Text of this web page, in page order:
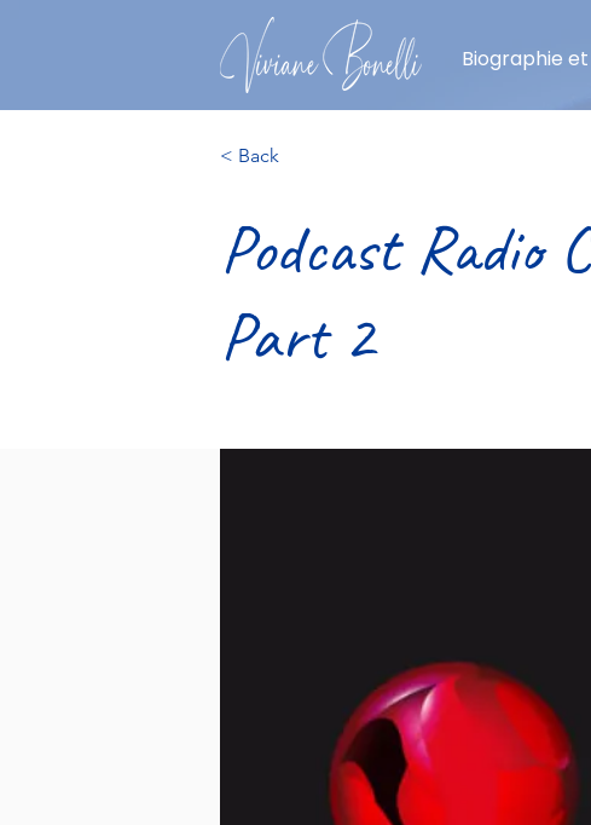
Biographie
< Back
Podcast Radio
Part 2